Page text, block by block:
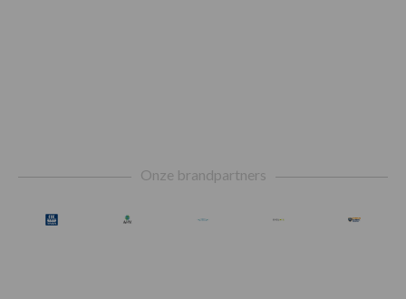
Onze brandpartners